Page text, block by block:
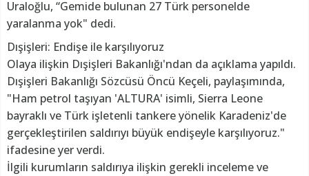
Uraloğlu, “Gemide bulunan 27 Türk personelde
yaralanma yok" dedi.
Dışişleri: Endişe ile karşılıyoruz
Olaya ilişkin Dışişleri Bakanlığı'ndan da açıklama yapıldı.
Dışişleri Bakanlığı Sözcüsü Öncü Keçeli, paylaşımında,
"Ham petrol taşıyan 'ALTURA' isimli, Sierra Leone
bayraklı ve Türk işletenli tankere yönelik Karadeniz'de
gerçekleştirilen saldırıyı büyük endişeyle karşılıyoruz."
ifadesine yer verdi.
İlgili kurumların saldırıya ilişkin gerekli inceleme ve